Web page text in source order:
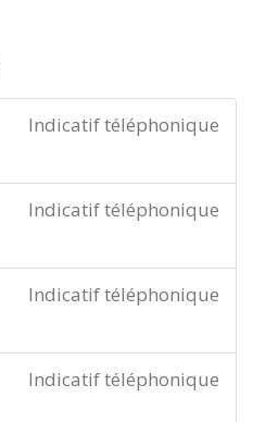
Indicatif téléphonique
Indicatif téléphonique
Indicatif téléphonique
Indicatif téléphonique